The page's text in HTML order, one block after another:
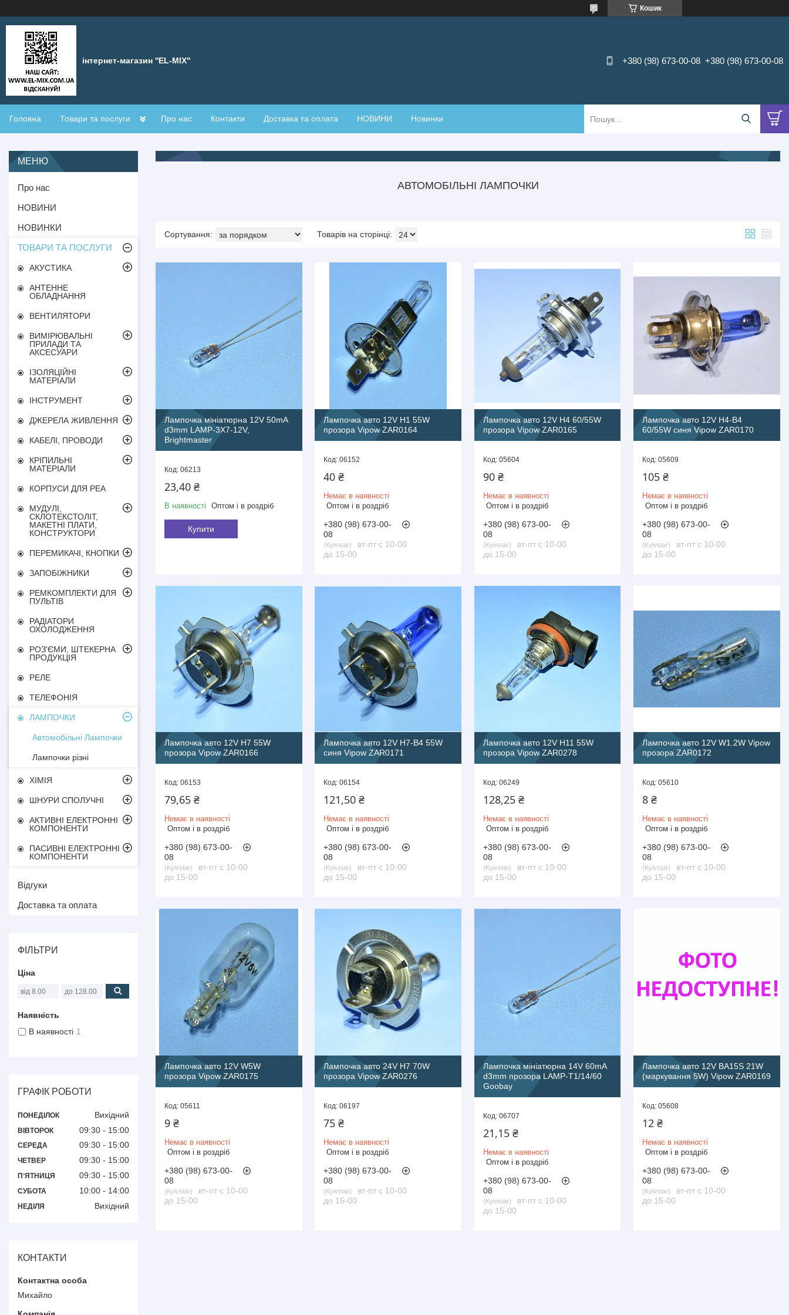
Кошик
інтернет-магазин ''EL-MIX" +380 (98) 673-00-08 +380 (98) 673-00-08
Головна Товари та послуги Про нас Контакти Доставка та оплата НОВИНИ Новинки
АВТОМОБІЛЬНІ ЛАМПОЧКИ
Лампочка мініатюрна 12V 50mA
d3mm LAMP-3X7-12V,
Brightmaster
06213
23,40 ₴
В наявності Оптом і в роздріб
Купити
Лампочка авто 12V H1 55W
прозора Vipow ZAR0164
06152
40 ₴
Немає в наявності
Оптом і в роздріб
+380 (98) 673-00-
08
Kyivstar
вт-пт с 10-00
до 15-00
Лампочка авто 12V H4 60/55W
прозора Vipow ZAR0165
05604
90 ₴
Немає в наявності
Оптом і в роздріб
+380 (98) 673-00-
08
Kyivstar
вт-пт с 10-00
до 15-00
Лампочка авто 12V H4-B4
60/55W синя Vipow ZAR0170
05609
105 ₴
Немає в наявності
Оптом і в роздріб
+380 (98) 673-00-
08
Kyivstar
вт-пт с 10-00
до 15-00
Лампочка авто 12V H7 55W
прозора Vipow ZAR0166
06153
79,65 ₴
Немає в наявності
Оптом і в роздріб
+380 (98) 673-00-
08
Kyivstar
вт-пт с 10-00
до 15-00
Лампочка авто 12V H7-B4 55W
синя Vipow ZAR0171
06154
121,50 ₴
Немає в наявності
Оптом і в роздріб
+380 (98) 673-00-
08
Kyivstar
вт-пт с 10-00
до 15-00
Лампочка авто 12V H11 55W
прозора Vipow ZAR0278
06249
128,25 ₴
Немає в наявності
Оптом і в роздріб
+380 (98) 673-00-
08
Kyivstar
вт-пт с 10-00
до 15-00
Лампочка авто 12V W1.2W Vipow
прозора ZAR0172
05610
8 ₴
Немає в наявності
Оптом і в роздріб
+380 (98) 673-00-
08
Kyivstar
вт-пт с 10-00
до 15-00
Лампочка авто 12V W5W
прозора Vipow ZAR0175
05611
9 ₴
Немає в наявності
Оптом і в роздріб
+380 (98) 673-00-
08
Kyivstar
вт-пт с 10-00
до 15-00
Лампочка авто 24V H7 70W
прозора Vipow ZAR0276
06197
75 ₴
Немає в наявності
Оптом і в роздріб
+380 (98) 673-00-
08
Kyivstar
вт-пт с 10-00
до 15-00
Лампочка мініатюрна 14V 60mA
d3mm прозора LAMP-T1/14/60
Goobay
06707
21,15 ₴
Немає в наявності
Оптом і в роздріб
+380 (98) 673-00-
08
Kyivstar
вт-пт с 10-00
до 15-00
Лампочка авто 12V BA15S 21W
(маркування 5W) Vipow ZAR0169
05608
12 ₴
Немає в наявності
Оптом і в роздріб
+380 (98) 673-00-
08
Kyivstar
вт-пт с 10-00
до 15-00
Про нас
НОВИНИ
НОВИНКИ
ТОВАРИ ТА ПОСЛУГИ
АКУСТИКА
АНТЕННЕ
ОБЛАДНАННЯ
ВЕНТИЛЯТОРИ
ВИМІРЮВАЛЬНІ
ПРИЛАДИ ТА
АКСЕСУАРИ
ІЗОЛЯЦІЙНІ
МАТЕРІАЛИ
ІНСТРУМЕНТ
ДЖЕРЕЛА ЖИВЛЕННЯ
КАБЕЛІ, ПРОВОДИ
КРІПИЛЬНІ
МАТЕРІАЛИ
КОРПУСИ ДЛЯ РЕА
МУДУЛІ,
СКЛОТЕКСТОЛІТ,
МАКЕТНІ ПЛАТИ,
КОНСТРУКТОРИ
ПЕРЕМИКАЧІ, КНОПКИ
ЗАПОБІЖНИКИ
РЕМКОМПЛЕКТИ ДЛЯ
ПУЛЬТІВ
РАДІАТОРИ
ОХОЛОДЖЕННЯ
РОЗ'ЄМИ, ШТЕКЕРНА
ПРОДУКЦІЯ
РЕЛЕ
ТЕЛЕФОНІЯ
ЛАМПОЧКИ
Автомобільні Лампочки
Лампочки різні
ХІМІЯ
ШНУРИ СПОЛУЧНІ
АКТИВНІ ЕЛЕКТРОННІ
КОМПОНЕНТИ
ПАСИВНІ ЕЛЕКТРОННІ
КОМПОНЕНТИ
Відгуки
Доставка та оплата
ФІЛЬТРИ
Ціна
Наявність
В наявності 1
ГРАФІК РОБОТИ
ПОНЕДІЛОК Вихідний
ВІВТОРОК 09:30 15:00
СЕРЕДА 09:30 15:00
ЧЕТВЕР 09:30 15:00
ПʼЯТНИЦЯ 09:30 15:00
СУБОТА 10:00 14:00
НЕДІЛЯ Вихідний
КОНТАКТИ
Михайло